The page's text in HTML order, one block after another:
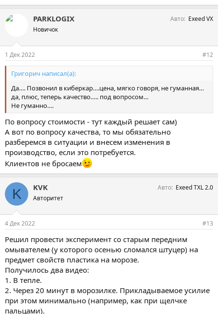
PARKLOGIX
Новичок
Авто Exeed VX
1 Дек 2022 #12
Григорич написал(а):
Да…. Позвонил в киберкар….цена, мягко говоря, не гуманная…
да, плюс, теперь качество….. под вопросом…
Не гуманно….
По вопросу стоимости - тут каждый решает сам)
А вот по вопросу качества, то мы обязательно
разберемся в ситуации и внесем изменения в
производство, если это потребуется.
Клиентов не бросаем
K KVK
Авторитет
Авто Exeed TXL 2.0
4 Дек 2022 #13
Решил провести эксперимент со старым передним
омывателем (у которого осенью сломался штуцер) на
предмет свойств пластика на морозе.
Получилось два видео:
1. В тепле.
2. Через 20 минут в морозилке. Прикладываемое усилие
при этом минимально (например, как при щелчке
пальцами).